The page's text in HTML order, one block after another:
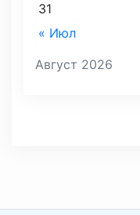
Август 2026
« Июл
31